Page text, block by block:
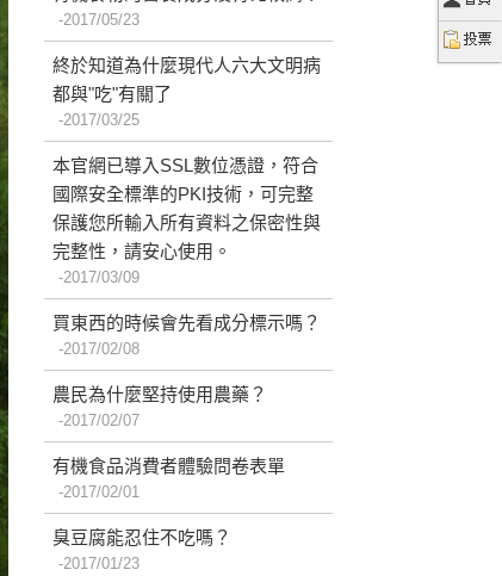
2017/05/23
終於知道為什麼現代人六大文明病
都與"吃"有關了
2017/03/25
本官網已導入SSL數位憑證，符合
國際安全標準的PKI技術，可完整
保護您所輸入所有資料之保密性與
完整性，請安心使用。
2017/03/09
買東西的時候會先看成分標示嗎？
2017/02/08
農民為什麼堅持使用農藥？
2017/02/07
有機食品消費者體驗問卷表單
2017/02/01
臭豆腐能忍住不吃嗎？
2017/01/23